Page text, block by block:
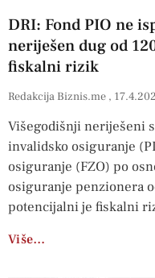
DRI: Fond PIO ne
neriješen dug od
fiskalni rizik
Redakcija Biznis.me
Višegodišnji neriješeni
invalidsko osiguranje
osiguranje (FZO) po
osiguranje penzionera
potencijalni je fiskalni
Više…